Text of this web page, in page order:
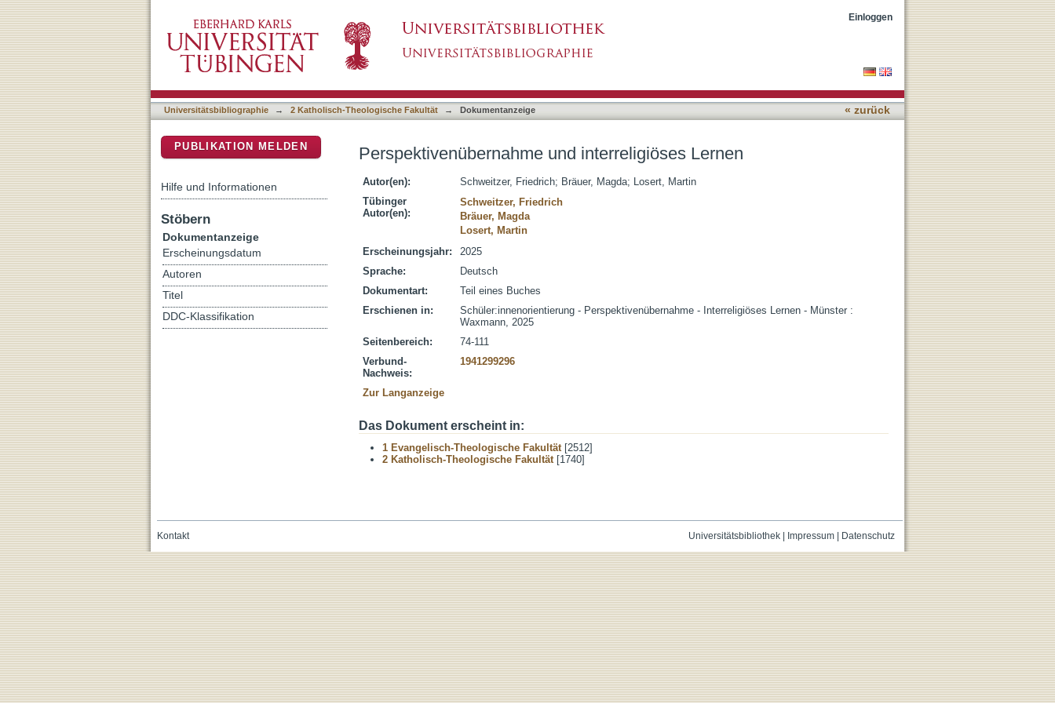
Einloggen
Universitätsbibliographie → 2 Katholisch-Theologische Fakultät → Dokumentanzeige « zurück
Perspektivenübernahme und interreligiöses Lernen
Autor(en): Schweitzer, Friedrich; Bräuer, Magda; Losert, Martin
Tübinger
Autor(en):
Schweitzer, Friedrich
Bräuer, Magda
Losert, Martin
Erscheinungsjahr:
2025
Sprache:
Deutsch
Dokumentart:
Teil eines Buches
Erschienen in:
Schüler:innenorientierung - Perspektivenübernahme - Interreligiöses Lernen - Münster :
Waxmann, 2025
Seitenbereich:
74-111
Verbund-
Nachweis:
1941299296
Zur Langanzeige
Das Dokument erscheint in:
1 Evangelisch-Theologische Fakultät[2512]
2 Katholisch-Theologische Fakultät[1740]
PUBLIKATION MELDEN
Hilfe und Informationen
Stöbern
Dokumentanzeige
Erscheinungsdatum
Autoren
Titel
DDC-Klassifikation
Universitätsbibliothek| Impressum| Datenschutz
Kontakt